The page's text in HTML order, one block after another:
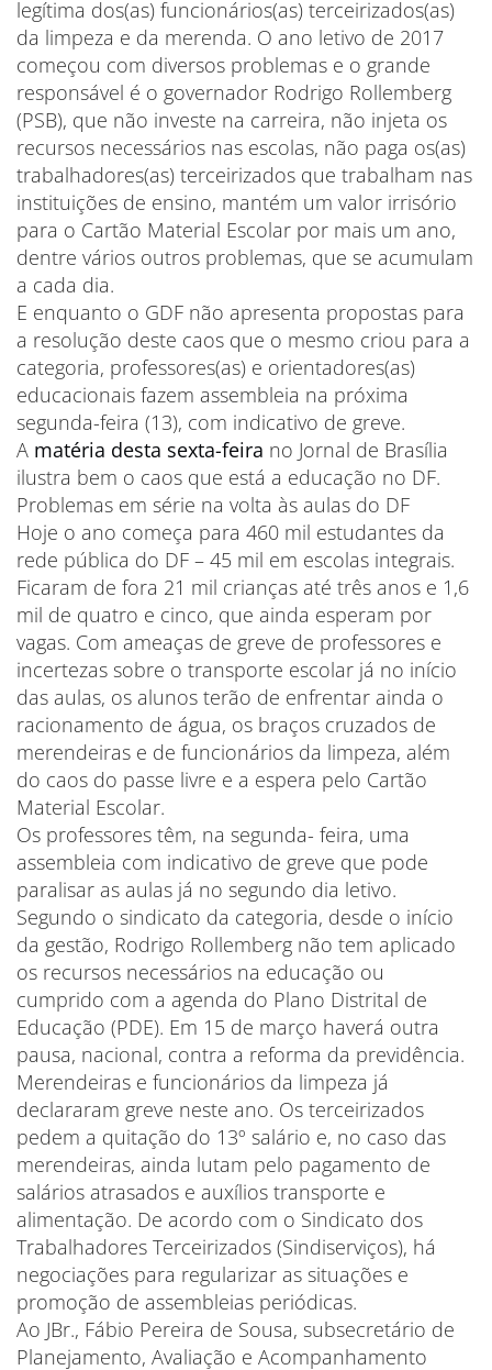
legítima dos(as) funcionários(as) terceirizados(as)
da limpeza e da merenda. O ano letivo de 2017
começou com diversos problemas e o grande
responsável é o governador Rodrigo Rollemberg
(PSB), que não investe na carreira, não injeta os
recursos necessários nas escolas, não paga os(as)
trabalhadores(as) terceirizados que trabalham nas
instituições de ensino, mantém um valor irrisório
para o Cartão Material Escolar por mais um ano,
dentre vários outros problemas, que se acumulam
a cada dia.
E enquanto o GDF não apresenta propostas para
a resolução deste caos que o mesmo criou para a
categoria, professores(as) e orientadores(as)
educacionais fazem assembleia na próxima
segunda-feira (13), com indicativo de greve.
A matéria desta sexta-feira no Jornal de Brasília
ilustra bem o caos que está a educação no DF.
Problemas em série na volta às aulas do DF
Hoje o ano começa para 460 mil estudantes da
rede pública do DF – 45 mil em escolas integrais.
Ficaram de fora 21 mil crianças até três anos e 1,6
mil de quatro e cinco, que ainda esperam por
vagas. Com ameaças de greve de professores e
incertezas sobre o transporte escolar já no início
das aulas, os alunos terão de enfrentar ainda o
racionamento de água, os braços cruzados de
merendeiras e de funcionários da limpeza, além
do caos do passe livre e a espera pelo Cartão
Material Escolar.
Os professores têm, na segunda- feira, uma
assembleia com indicativo de greve que pode
paralisar as aulas já no segundo dia letivo.
Segundo o sindicato da categoria, desde o início
da gestão, Rodrigo Rollemberg não tem aplicado
os recursos necessários na educação ou
cumprido com a agenda do Plano Distrital de
Educação (PDE). Em 15 de março haverá outra
pausa, nacional, contra a reforma da previdência.
Merendeiras e funcionários da limpeza já
declararam greve neste ano. Os terceirizados
pedem a quitação do 13º salário e, no caso das
merendeiras, ainda lutam pelo pagamento de
salários atrasados e auxílios transporte e
alimentação. De acordo com o Sindicato dos
Trabalhadores Terceirizados (Sindiserviços), há
negociações para regularizar as situações e
promoção de assembleias periódicas.
Ao JBr., Fábio Pereira de Sousa, subsecretário de
Planejamento, Avaliação e Acompanhamento